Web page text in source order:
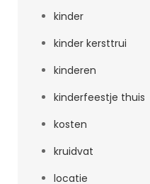
kinder
kinder kersttrui
kinderen
kinderfeestje thuis
kosten
kruidvat
locatie